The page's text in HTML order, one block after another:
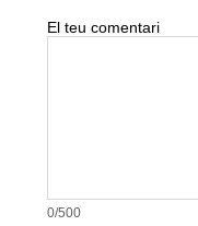
El teu comentari
0/500